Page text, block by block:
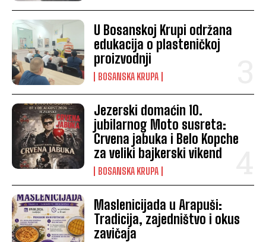
U Bosanskoj Krupi održana
edukacija o plasteničkoj
proizvodnji
BOSANSKA KRUPA
Jezerski domaćin 10.
jubilarnog Moto susreta:
Crvena jabuka i Belo Kopche
za veliki bajkerski vikend
BOSANSKA KRUPA
Maslenicijada u Arapuši:
Tradicija, zajedništvo i okus
zavičaja